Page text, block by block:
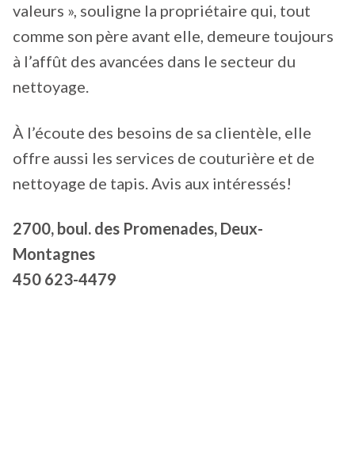
valeurs », souligne la propriétaire qui, tout
comme son père avant elle, demeure toujours
à l’affût des avancées dans le secteur du
nettoyage.
À l’écoute des besoins de sa clientèle, elle
offre aussi les services de couturière et de
nettoyage de tapis. Avis aux intéressés!
2700, boul. des Promenades, Deux-
Montagnes
450 623-4479